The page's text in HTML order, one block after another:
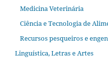
Medicina Veterinária
Ciência e Tecnologia de
Recursos pesqueiros e
Linguística, Letras e Artes